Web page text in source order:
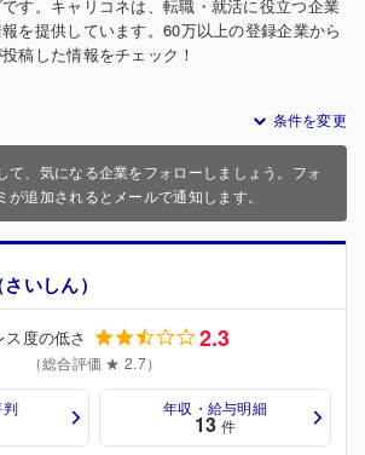
す。キャリコネは、転職・就活に役立つ企業
を提供しています。60万以上の登録企業から
稿した情報をチェック！
条件を変更
て、気になる企業をフォローしましょう。フォ
が追加されるとメールで通知します。
いしん）
ス度の低さ 2.3
（総合評価 ★ 2.7）
判 年収・給与明細
13 件